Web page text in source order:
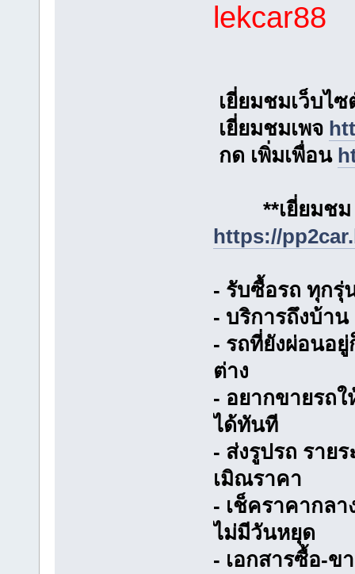
lekcar88
เยี่ยมชมเว็บไ
เยี่ยมชมเพจ
กด เพิ่มเพื่อน
**เยี่ยมชม
https://
- รับซื้อรถ ทุกรุ่
- บริการถึงบ้าน
- รถที่ยังผ่อนอ
ต่าง
- อยากขายรถ
ได้ทันที
- ส่งรูปรถ ราย
เมิณราคา
- เช็คราคากล
ไม่มีวันหยุด
- เอกสารซื้อ-ข